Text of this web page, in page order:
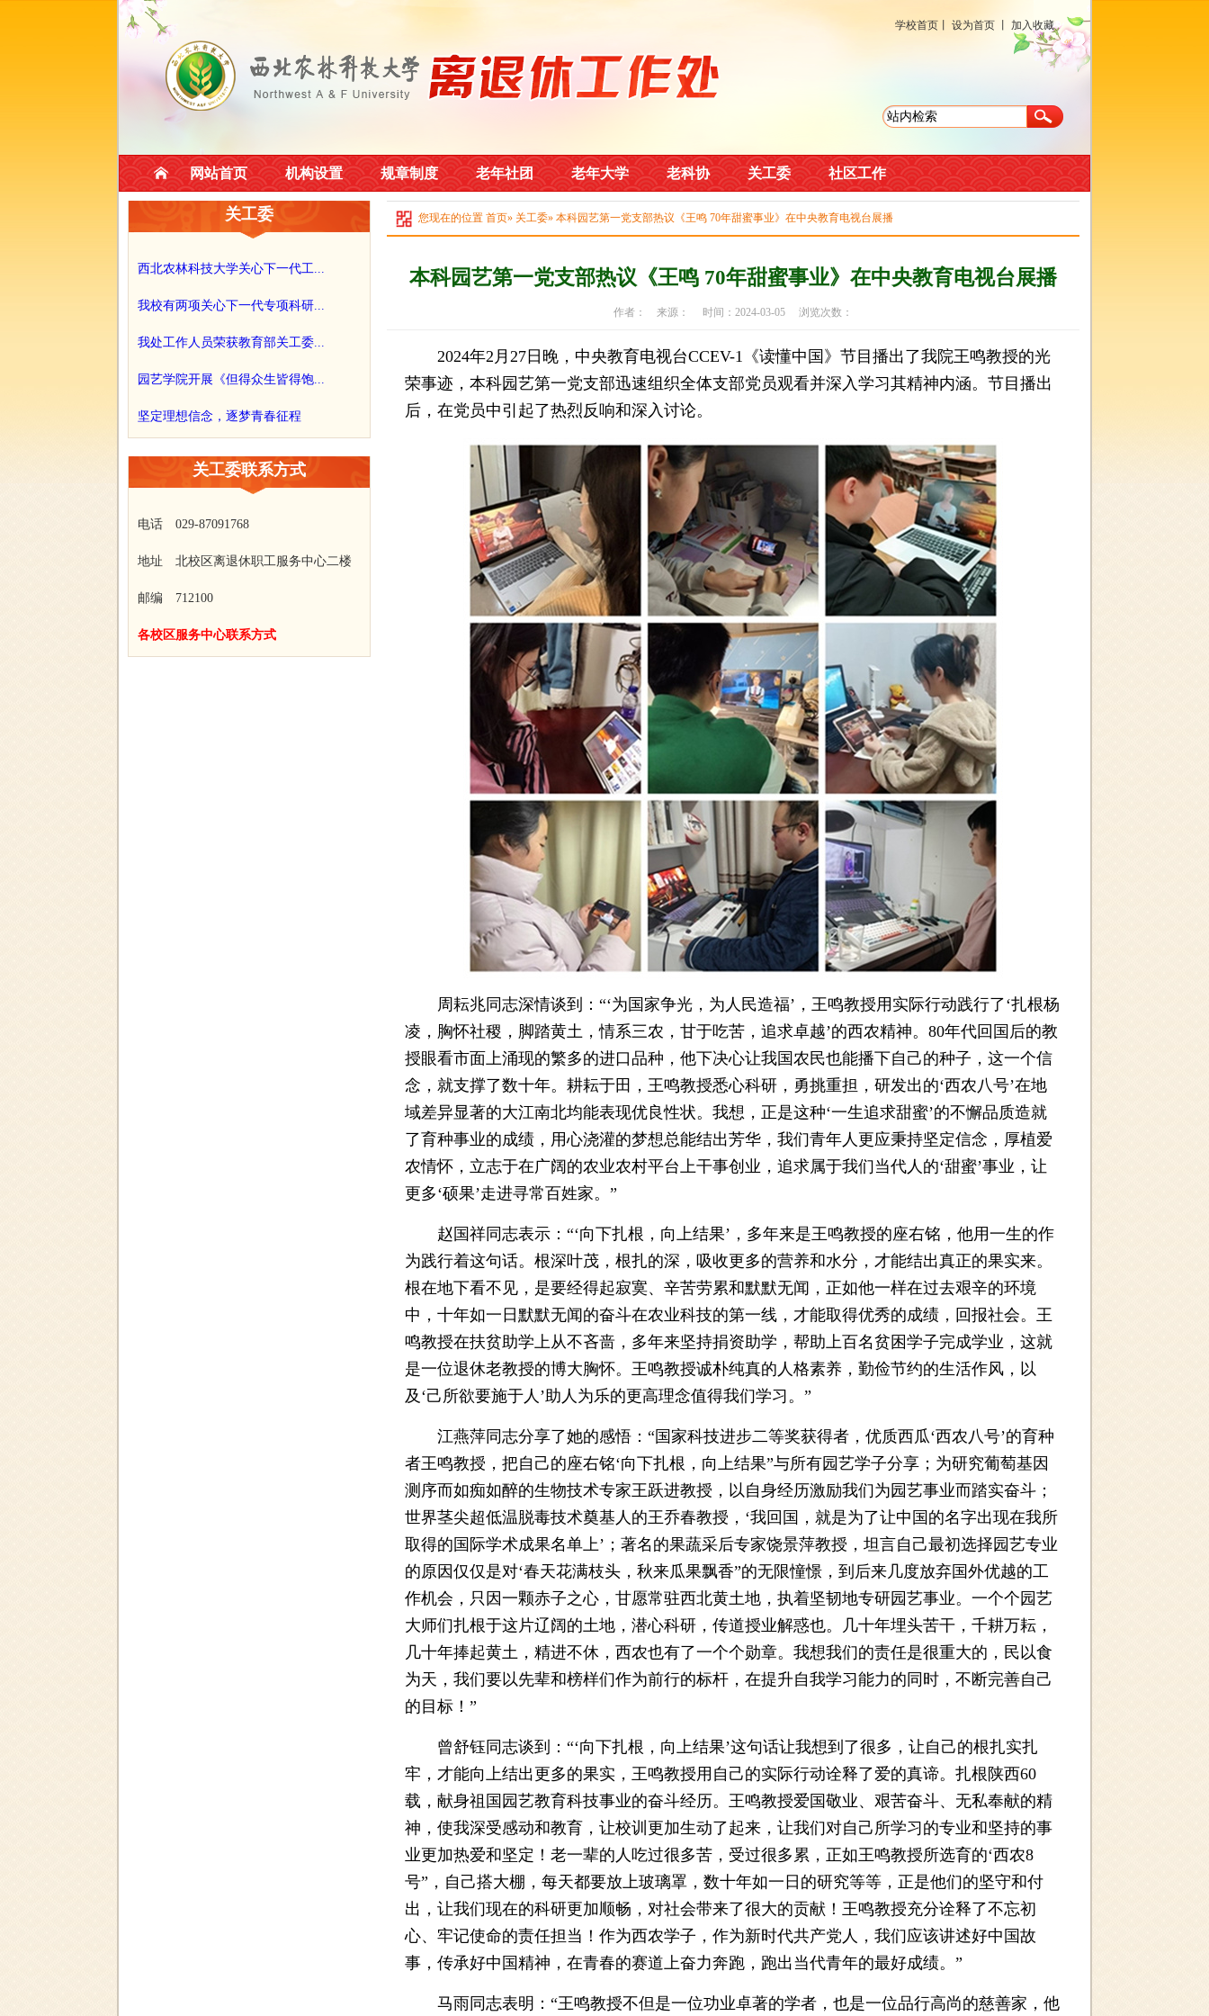
学校首页 设为首页 加入收藏
网站首页 机构设置 规章制度 老年社团 老年大学 老科协 关工委 社区工作
关工委
西北农林科技大学关心下一代工...
我校有两项关心下一代专项科研...
我处工作人员荣获教育部关工委...
园艺学院开展《但得众生皆得饱...
坚定理想信念，逐梦青春征程
关工委联系方式
电话 029-87091768
地址 北校区离退休职工服务中心二楼
邮编 712100
各校区服务中心联系方式
您现在的位置 首页» 关工委» 本科园艺第一党支部热议《王鸣 70年甜蜜事业》在中央教育电视台展播
本科园艺第一党支部热议《王鸣 70年甜蜜事业》在中央教育电视台展播
作者： 来源： 时间：2024-03-05 浏览次数：
2024年2月27日晚，中央教育电视台CCEV-1《读懂中国》节目播出了我院王鸣教授的光
荣事迹，本科园艺第一党支部迅速组织全体支部党员观看并深入学习其精神内涵。节目播出
后，在党员中引起了热烈反响和深入讨论。
周耘兆同志深情谈到：“‘为国家争光，为人民造福’，王鸣教授用实际行动践行了‘扎根杨
凌，胸怀社稷，脚踏黄土，情系三农，甘于吃苦，追求卓越’的西农精神。80年代回国后的教
授眼看市面上涌现的繁多的进口品种，他下决心让我国农民也能播下自己的种子，这一个信
念，就支撑了数十年。耕耘于田，王鸣教授悉心科研，勇挑重担，研发出的‘西农八号’在地
域差异显著的大江南北均能表现优良性状。我想，正是这种‘一生追求甜蜜’的不懈品质造就
了育种事业的成绩，用心浇灌的梦想总能结出芳华，我们青年人更应秉持坚定信念，厚植爱
农情怀，立志于在广阔的农业农村平台上干事创业，追求属于我们当代人的‘甜蜜’事业，让
更多‘硕果’走进寻常百姓家。”
赵国祥同志表示：“‘向下扎根，向上结果’，多年来是王鸣教授的座右铭，他用一生的作
为践行着这句话。根深叶茂，根扎的深，吸收更多的营养和水分，才能结出真正的果实来。
根在地下看不见，是要经得起寂寞、辛苦劳累和默默无闻，正如他一样在过去艰辛的环境
中，十年如一日默默无闻的奋斗在农业科技的第一线，才能取得优秀的成绩，回报社会。王
鸣教授在扶贫助学上从不吝啬，多年来坚持捐资助学，帮助上百名贫困学子完成学业，这就
是一位退休老教授的博大胸怀。王鸣教授诚朴纯真的人格素养，勤俭节约的生活作风，以
及‘己所欲要施于人’助人为乐的更高理念值得我们学习。”
江燕萍同志分享了她的感悟：“国家科技进步二等奖获得者，优质西瓜‘西农八号’的育种
者王鸣教授，把自己的座右铭‘向下扎根，向上结果”与所有园艺学子分享；为研究葡萄基因
测序而如痴如醉的生物技术专家王跃进教授，以自身经历激励我们为园艺事业而踏实奋斗；
世界茎尖超低温脱毒技术奠基人的王乔春教授，‘我回国，就是为了让中国的名字出现在我所
取得的国际学术成果名单上’；著名的果蔬采后专家饶景萍教授，坦言自己最初选择园艺专业
的原因仅仅是对‘春天花满枝头，秋来瓜果飘香”的无限憧憬，到后来几度放弃国外优越的工
作机会，只因一颗赤子之心，甘愿常驻西北黄土地，执着坚韧地专研园艺事业。一个个园艺
大师们扎根于这片辽阔的土地，潜心科研，传道授业解惑也。几十年埋头苦干，千耕万耘，
几十年捧起黄土，精进不休，西农也有了一个个勋章。我想我们的责任是很重大的，民以食
为天，我们要以先辈和榜样们作为前行的标杆，在提升自我学习能力的同时，不断完善自己
的目标！”
曾舒钰同志谈到：“‘向下扎根，向上结果’这句话让我想到了很多，让自己的根扎实扎
牢，才能向上结出更多的果实，王鸣教授用自己的实际行动诠释了爱的真谛。扎根陕西60
载，献身祖国园艺教育科技事业的奋斗经历。王鸣教授爱国敬业、艰苦奋斗、无私奉献的精
神，使我深受感动和教育，让校训更加生动了起来，让我们对自己所学习的专业和坚持的事
业更加热爱和坚定！老一辈的人吃过很多苦，受过很多累，正如王鸣教授所选育的‘西农8
号”，自己搭大棚，每天都要放上玻璃罩，数十年如一日的研究等等，正是他们的坚守和付
出，让我们现在的科研更加顺畅，对社会带来了很大的贡献！王鸣教授充分诠释了不忘初
心、牢记使命的责任担当！作为西农学子，作为新时代共产党人，我们应该讲述好中国故
事，传承好中国精神，在青春的赛道上奋力奔跑，跑出当代青年的最好成绩。”
马雨同志表明：“王鸣教授不但是一位功业卓著的学者，也是一位品行高尚的慈善家，他